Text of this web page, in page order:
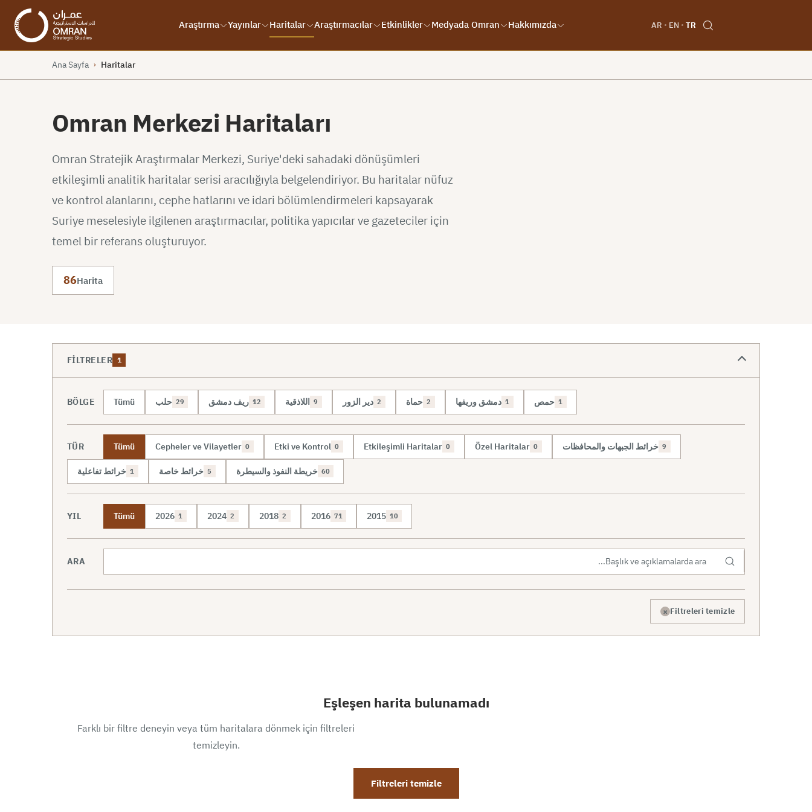
Araştırma Yayınlar Haritalar Araştırmacılar Etkinlikler Medyada Omran Hakkımızda AR EN TR
Ana Sayfa › Haritalar
Omran Merkezi Haritaları
Omran Stratejik Araştırmalar Merkezi, Suriye'deki sahadaki dönüşümleri
etkileşimli analitik haritalar serisi aracılığıyla belgelendiriyor. Bu haritalar nüfuz
ve kontrol alanlarını, cephe hatlarını ve idari bölümlendirmeleri kapsayarak
Suriye meselesiyle ilgilenen araştırmacılar, politika yapıcılar ve gazeteciler için
temel bir referans oluşturuyor.
86Harita
FILTRELER 1
BÖLGE Tümü حلب 29 ريف دمشق 12 اللاذقية 9 دير الزور 2 حماة 2 دمشق وريفها 1 حمص 1
TÜR Tümü Cepheler ve Vilayetler 0 Etki ve Kontrol 0 Etkileşimli Haritalar 0 Özel Haritalar 0 خرائط الجبهات والمحافظات 9
خرائط تفاعلية 1 خرائط خاصة 5 خريطة النفوذ والسيطرة 60
YIL Tümü 2026 1 2024 2 2018 2 2016 71 2015 10
ARA
× Filtreleri temizle
Eşleşen harita bulunamadı
Farklı bir filtre deneyin veya tüm haritalara dönmek için filtreleri
temizleyin.
Filtreleri temizle